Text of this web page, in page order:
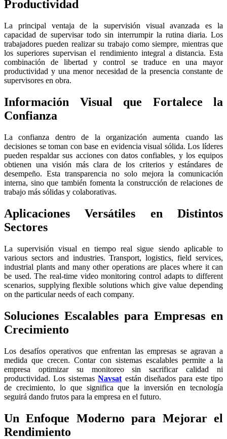
Productividad
La principal ventaja de la supervisión visual avanzada es la
capacidad de supervisar todo sin interrumpir la rutina diaria. Los
trabajadores pueden realizar su trabajo como siempre, mientras que
los superiores supervisan el rendimiento integral a distancia. Esta
combinación de libertad y control se traduce en una mayor
productividad y una menor necesidad de la presencia constante de
supervisores en obra.
Información Visual que Fortalece la
Confianza
La confianza dentro de la organización aumenta cuando las
decisiones se toman con base en evidencia visual sólida. Los líderes
pueden respaldar sus acciones con datos confiables, y los equipos
obtienen una visión más clara de los criterios y estándares de
desempeño. Esta transparencia no solo mejora la comunicación
interna, sino que también fomenta la construcción de relaciones de
trabajo más sólidas y colaborativas.
Aplicaciones Versátiles en Distintos
Sectores
La supervisión visual en tiempo real sigue siendo aplicable to
various sectors and industries. Transport, logistics, field services,
industrial plants and many other operations are places where it can
be used. The real-time video monitoring control adapts to different
scenarios, supplying flexible solutions which give value depending
on the particular needs of each company.
Soluciones Escalables para Empresas en
Crecimiento
Los desafíos operativos que enfrentan las empresas se agravan a
medida que crecen. Contar con sistemas escalables permite a la
empresa optimizar su monitoreo sin sacrificar calidad ni
productividad. Los sistemasNavsat están diseñados para este tipo
de crecimiento, lo que significa que la inversión en tecnología
seguirá dando frutos para la empresa en el futuro.
Un Enfoque Moderno para Mejorar el
Rendimiento